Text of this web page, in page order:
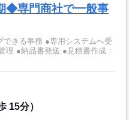
◆専門商社で一般事
きる事務 ●専用システムへ受
理 ●納品書発送 ●見積書作成：
15分）